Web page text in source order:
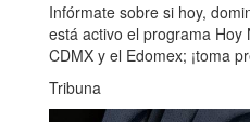
Infórmate sobre si hoy,
está activo el programa Hoy
CDMX y el Edomex; ¡toma
Tribuna